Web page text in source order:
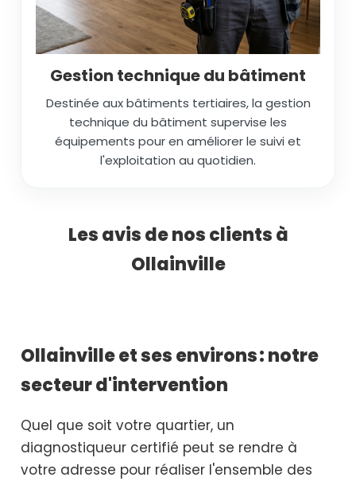
Gestion technique du bâtiment
Destinée aux bâtiments tertiaires, la gestion
technique du bâtiment supervise les
équipements pour en améliorer le suivi et
l'exploitation au quotidien.
Les avis de nos clients à
Ollainville
Ollainville et ses environs : notre
secteur d'intervention
Quel que soit votre quartier, un
diagnostiqueur certifié peut se rendre à
votre adresse pour réaliser l'ensemble des